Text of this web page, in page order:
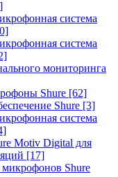
система
система
мониторинга
Shure [62]
Shure [3]
система
Motiv Digital для
[17]
Shure